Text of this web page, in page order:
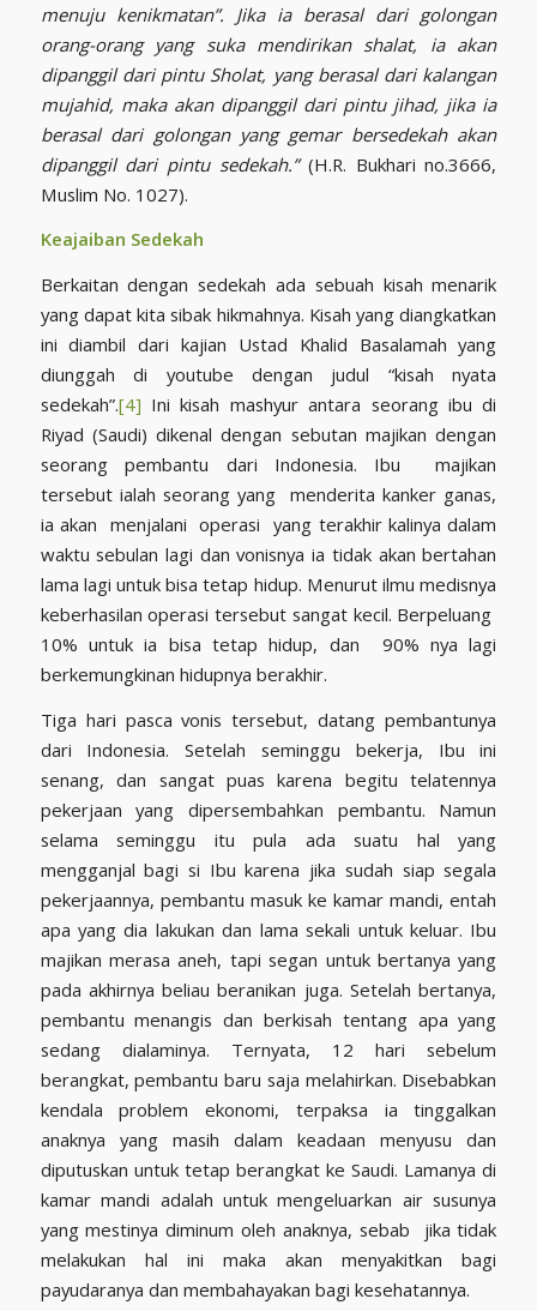
menuju kenikmatan”. Jika ia berasal dari golongan
orang-orang yang suka mendirikan shalat, ia akan
dipanggil dari pintu Sholat, yang berasal dari kalangan
mujahid, maka akan dipanggil dari pintu jihad, jika ia
berasal dari golongan yang gemar bersedekah akan
dipanggil dari pintu sedekah.”(H.R. Bukhari no.3666,
Muslim No. 1027).
Keajaiban Sedekah
Berkaitan dengan sedekah ada sebuah kisah menarik
yang dapat kita sibak hikmahnya. Kisah yang diangkatkan
ini diambil dari kajian Ustad Khalid Basalamah yang
diunggah di youtube dengan judul “kisah nyata
sedekah”.[4] Ini kisah mashyur antara seorang ibu di
Riyad (Saudi) dikenal dengan sebutan majikan dengan
seorang pembantu dari Indonesia. Ibu majikan
tersebut ialah seorang yang menderita kanker ganas,
ia akan menjalani operasi yang terakhir kalinya dalam
waktu sebulan lagi dan vonisnya ia tidak akan bertahan
lama lagi untuk bisa tetap hidup. Menurut ilmu medisnya
keberhasilan operasi tersebut sangat kecil. Berpeluang
10% untuk ia bisa tetap hidup, dan 90% nya lagi
berkemungkinan hidupnya berakhir.
Tiga hari pasca vonis tersebut, datang pembantunya
dari Indonesia. Setelah seminggu bekerja, Ibu ini
senang, dan sangat puas karena begitu telatennya
pekerjaan yang dipersembahkan pembantu. Namun
selama seminggu itu pula ada suatu hal yang
mengganjal bagi si Ibu karena jika sudah siap segala
pekerjaannya, pembantu masuk ke kamar mandi, entah
apa yang dia lakukan dan lama sekali untuk keluar. Ibu
majikan merasa aneh, tapi segan untuk bertanya yang
pada akhirnya beliau beranikan juga. Setelah bertanya,
pembantu menangis dan berkisah tentang apa yang
sedang dialaminya. Ternyata, 12 hari sebelum
berangkat, pembantu baru saja melahirkan. Disebabkan
kendala problem ekonomi, terpaksa ia tinggalkan
anaknya yang masih dalam keadaan menyusu dan
diputuskan untuk tetap berangkat ke Saudi. Lamanya di
kamar mandi adalah untuk mengeluarkan air susunya
yang mestinya diminum oleh anaknya, sebab jika tidak
melakukan hal ini maka akan menyakitkan bagi
payudaranya dan membahayakan bagi kesehatannya.